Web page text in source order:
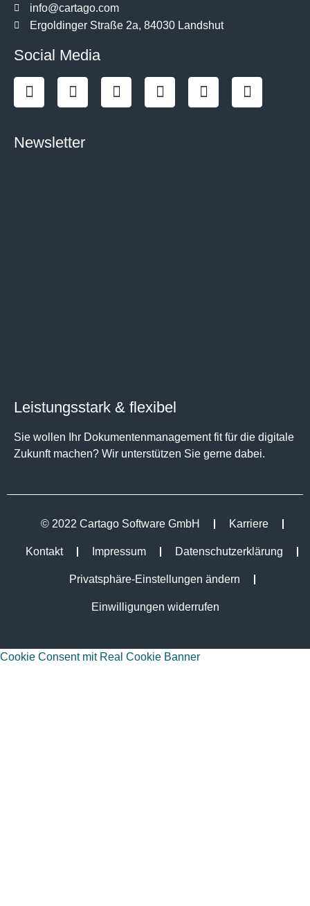
info@cartago.com
Ergoldinger Straße 2a, 84030 Landshut
Social Media
Newsletter
Leistungsstark & flexibel
Sie wollen Ihr Dokumentenmanagement fit für die digitale
Zukunft machen? Wir unterstützen Sie gerne dabei.
© 2022 Cartago Software GmbH Karriere
Kontakt Impressum Datenschutzerklärung
Privatsphäre-Einstellungen ändern
Einwilligungen widerrufen
Cookie Consent mit Real Cookie Banner